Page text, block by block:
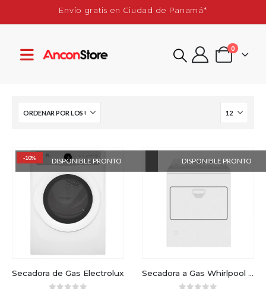
Envío gratis en Ciudad de Panamá*
0
-10% DISPONIBLE PRONTO
Secadora de Gas Electrolux
DISPONIBLE PRONTO
Secadora a Gas Whirlpool de 18kg4